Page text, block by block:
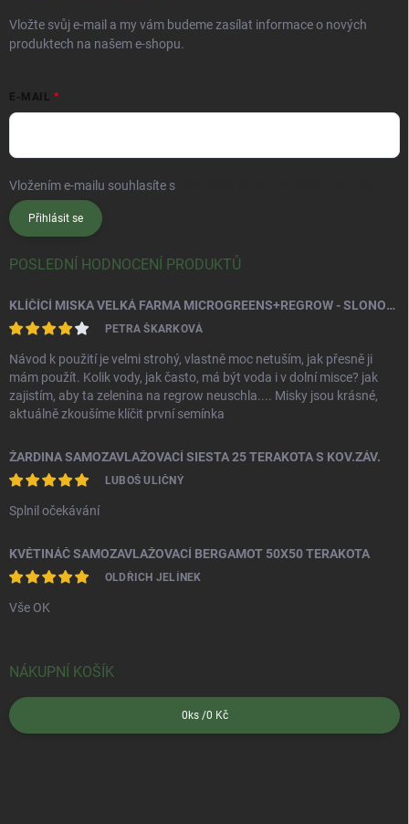
Vložte svůj e-mail a my vám budeme zasílat informace o nových
produktech na našem e-shopu.
E-MAIL
Vložením e-mailu souhlasíte s
Přihlásit se
POSLEDNÍ HODNOCENÍ PRODUKTŮ
KLÍČÍCÍ MISKA VELKÁ FARMA MICROGREENS+REGROW - SLONOVÁ KOST
PETRA ŠKARKOVÁ
Návod k použití je velmi strohý, vlastně moc netuším, jak přesně ji
mám použít. Kolik vody, jak často, má být voda i v dolní misce? jak
zajistím, aby ta zelenina na regrow neuschla.... Misky jsou krásné,
aktuálně zkoušíme klíčit první semínka
ŽARDINA SAMOZAVLAŽOVACÍ SIESTA 25 TERAKOTA S KOV.ZÁV.
LUBOŠ ULIČNÝ
Splnil očekávání
KVĚTINÁČ SAMOZAVLAŽOVACÍ BERGAMOT 50X50 TERAKOTA
OLDŘICH JELÍNEK
Vše OK
NÁKUPNÍ KOŠÍK
0ks /0 Kč